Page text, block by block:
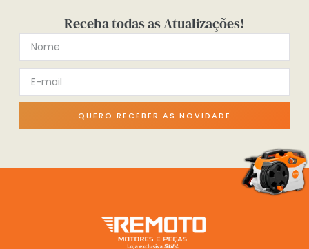
Receba todas as Atualizações!
QUERO RECEBER AS NOVIDADE